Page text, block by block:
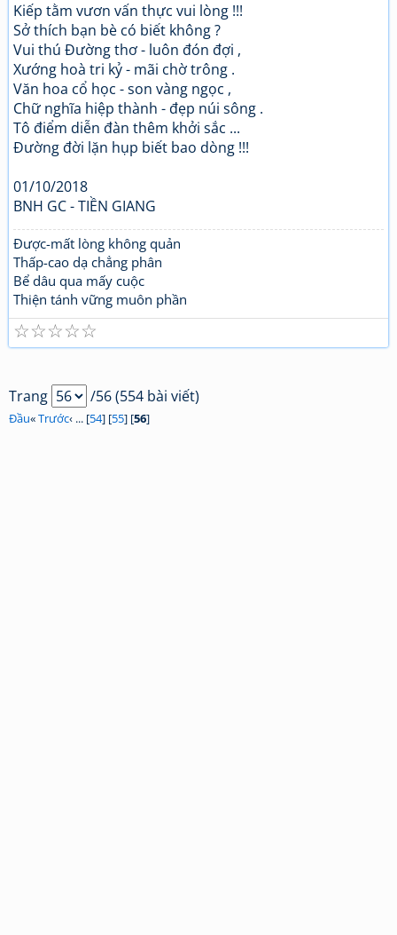
Kiếp tằm vươn vấn thực vui lòng !!!
Sở thích bạn bè có biết không ?
Vui thú Đường thơ - luôn đón đợi ,
Xướng hoà tri kỷ - mãi chờ trông .
Văn hoa cổ học - son vàng ngọc ,
Chữ nghĩa hiệp thành - đẹp núi sông .
Tô điểm diễn đàn thêm khởi sắc ...
Đường đời lặn hụp biết bao dòng !!!
01/10/2018
BNH GC - TIỀN GIANG
Được-mất lòng không quản
Thấp-cao dạ chẳng phân
Bể dâu qua mấy cuộc
Thiện tánh vững muôn phần
☆
☆
☆
☆
☆
Trang /56 (554 bài viết)
Đầu«Trước‹ ... [54] [55] [56]